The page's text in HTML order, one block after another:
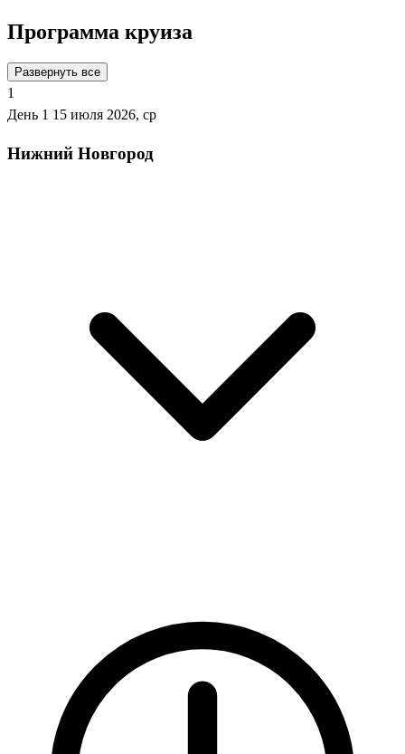
Программа круиза
Развернуть все
1
День 1 15 июля 2026, ср
Нижний Новгород